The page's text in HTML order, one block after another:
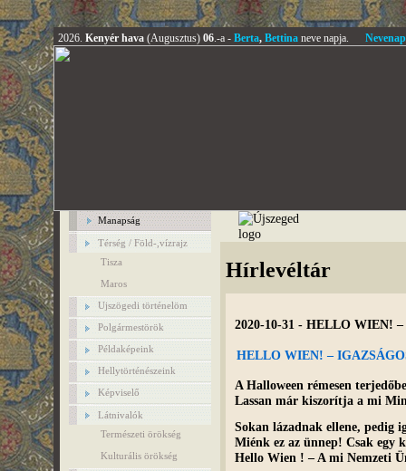
2026. Kenyér hava (Augusztus) 06.-a - Berta, Bettinaneve napja.
Manapság
Térség / Föld-,vízrajz
Tisza
Maros
Ujszögedi történelöm
Polgármestörök
Példaképeink
Hellytörténészeink
Képviselő
Látnivalók
Természeti örökség
Kulturális örökség
Hírlevéltár
2020-10-31 - HELLO WIEN!
HELLO WIEN! –
A Halloween rémesen
Lassan már kiszorítja a mi
Sokan lázadnak ellene, pedig
Miénk ez az ünnep! Csak egy
Hello Wien ! – A mi Nemzeti